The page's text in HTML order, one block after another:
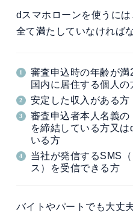
dスマホローンを使うに
全て満たしていなければ
審査申込時の年齢が
国内に居住する個人の
安定した収入がある方
審査申込者本人名義
を締結している方又
いる方
当社が発信するSMS
ス）を受信できる方
バイトやパートでも大丈